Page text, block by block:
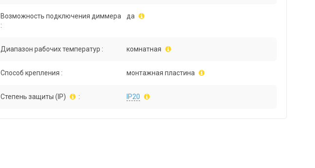
Возможность подключения диммера
:
да
Диапазон рабочих температур : комнатная
Способ крепления : монтажная пластина
Степень защиты (IP) : IP20